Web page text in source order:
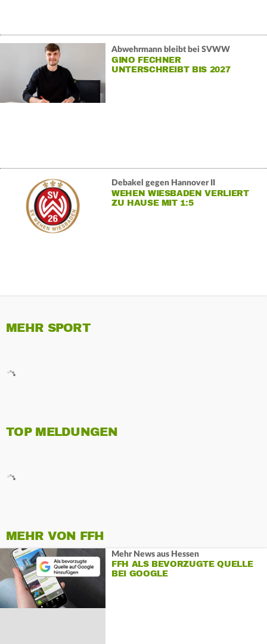
Abwehrmann bleibt bei SVWW
GINO FECHNER
UNTERSCHREIBT BIS 2027
Debakel gegen Hannover II
WEHEN WIESBADEN VERLIERT
ZU HAUSE MIT 1:5
MEHR SPORT
TOP MELDUNGEN
MEHR VON FFH
Mehr News aus Hessen
FFH ALS BEVORZUGTE QUELLE
BEI GOOGLE